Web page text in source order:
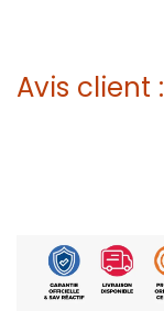
Avis client :